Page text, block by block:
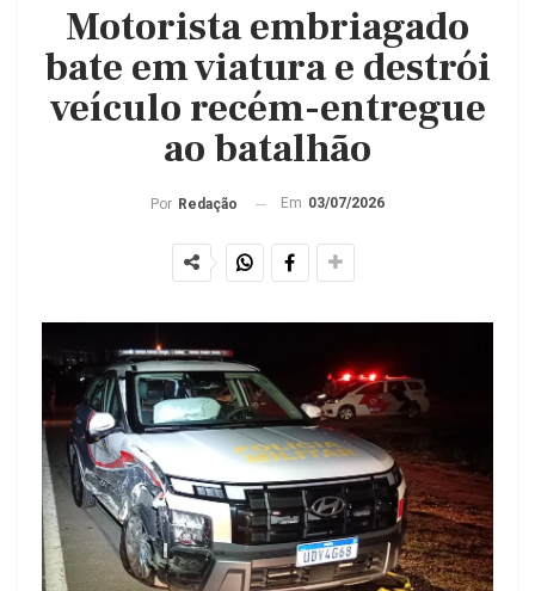
Motorista embriagado
bate em viatura e destrói
veículo recém-entregue
ao batalhão
Por Redação Em 03/07/2026